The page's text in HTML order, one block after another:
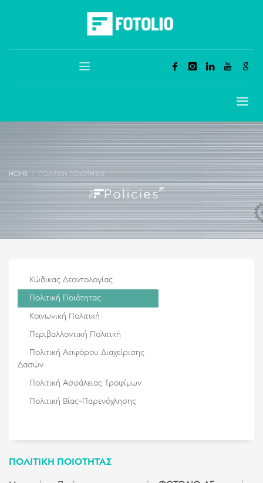
HOME ΠΟΛΙΤΙΚΉ ΠΟΙΌΤΗΤΑΣ
Κώδικας Δεοντολογίας
Πολιτική Ποιότητας
Κοινωνική Πολιτική
Περιβαλλοντική Πολιτική
Πολιτική Αειφόρου Διαχείρισης
Δασών
Πολιτική Ασφάλειας Τροφίμων
Πολιτική Βίας-Παρενόχλησης
ΠΟΛΙΤΙΚΉ ΠΟΙΌΤΗΤΑΣ